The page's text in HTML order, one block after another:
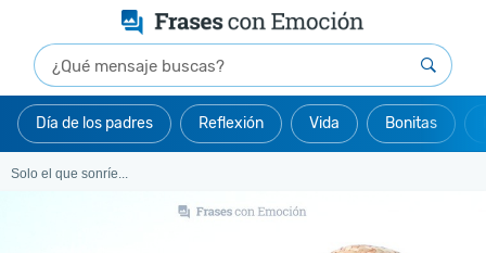
Día de los padres Reflexión Vida Bonitas
Solo el que sonríe...